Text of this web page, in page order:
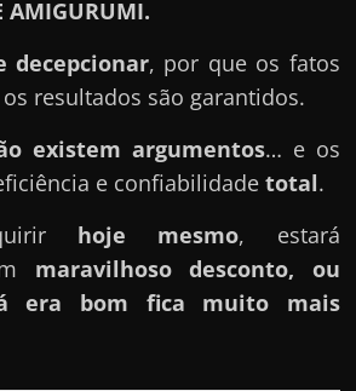
AMIGURUMI.
decepcionar, por que os fatos
resultados são garantidos.
existem argumentos… e os
e confiabilidadetotal.
hoje mesmo, estará
maravilhoso desconto, ou
era bom fica muito mais